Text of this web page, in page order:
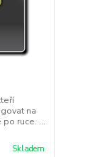
na
ruce. ...
Skladem